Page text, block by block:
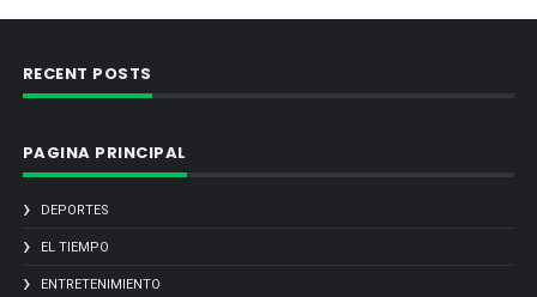
RECENT POSTS
PAGINA PRINCIPAL
DEPORTES
EL TIEMPO
ENTRETENIMIENTO